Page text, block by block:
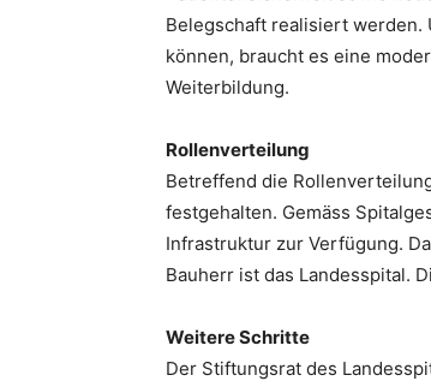
Belegschaft realisiert werden.
können, braucht es eine
Weiterbildung.
Rollenverteilung
Betreffend die
festgehalten. Gemäss
Infrastruktur zur Verfügung.
Bauherr ist das Landesspital.
Weitere Schritte
Der Stiftungsrat des